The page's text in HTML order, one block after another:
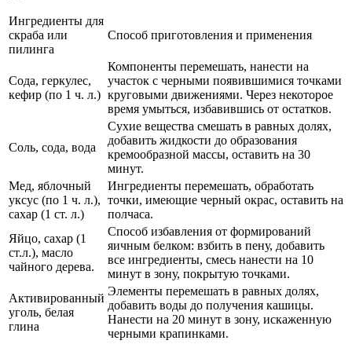
Ингредиенты для
скраба или
пилинга
Способ приготовления и применения
Сода, геркулес,
кефир (по 1 ч. л.)
Компоненты перемешать, нанести на
участок с черными появившимися точками
круговыми движениями. Через некоторое
время умыться, избавившись от остатков.
Соль, сода, вода
Сухие вещества смешать в равных долях,
добавить жидкости до образования
кремообразной массы, оставить на 30
минут.
Мед, яблочный
уксус (по 1 ч. л.),
сахар (1 ст. л.)
Ингредиенты перемешать, обработать
точки, имеющие черный окрас, оставить на
полчаса.
Яйцо, сахар (1
ст.л.), масло
чайного дерева.
Способ избавления от формирований
яичным белком: взбить в пену, добавить
все ингредиенты, смесь нанести на 10
минут в зону, покрытую точками.
Активированный
уголь, белая
глина
Элементы перемешать в равных долях,
добавить воды до получения кашицы.
Нанести на 20 минут в зону, искаженную
черными крапинками.